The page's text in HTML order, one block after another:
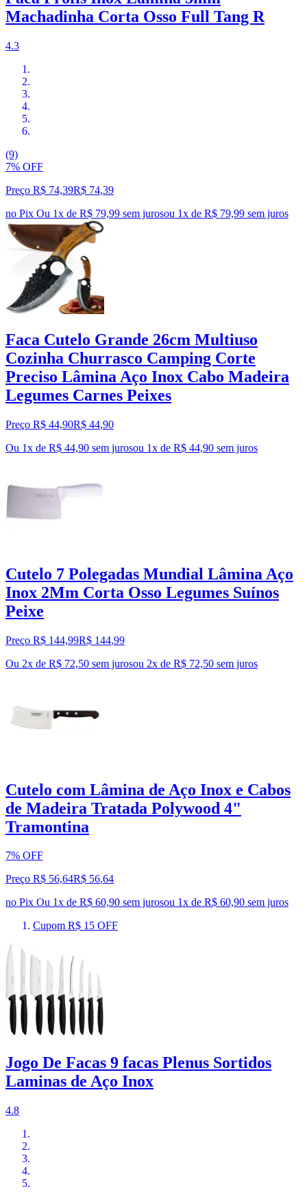
Machadinha Corta Osso Full Tang R
4.3
(9)
7% OFF
Preço R$ 74,39R$ 74,39
no Pix Ou 1x de R$ 79,99 sem jurosou 1x de R$ 79,99 sem juros
Faca Cutelo Grande 26cm Multiuso
Cozinha Churrasco Camping Corte
Preciso Lâmina Aço Inox Cabo Madeira
Legumes Carnes Peixes
Preço R$ 44,90R$ 44,90
Ou 1x de R$ 44,90 sem jurosou 1x de R$ 44,90 sem juros
Cutelo 7 Polegadas Mundial Lâmina Aço
Inox 2Mm Corta Osso Legumes Suínos
Peixe
Preço R$ 144,99R$ 144,99
Ou 2x de R$ 72,50 sem jurosou 2x de R$ 72,50 sem juros
Cutelo com Lâmina de Aço Inox e Cabos
de Madeira Tratada Polywood 4"
Tramontina
7% OFF
Preço R$ 56,64R$ 56,64
no Pix Ou 1x de R$ 60,90 sem jurosou 1x de R$ 60,90 sem juros
Cupom R$ 15 OFF
Jogo De Facas 9 facas Plenus Sortidos
Laminas de Aço Inox
4.8